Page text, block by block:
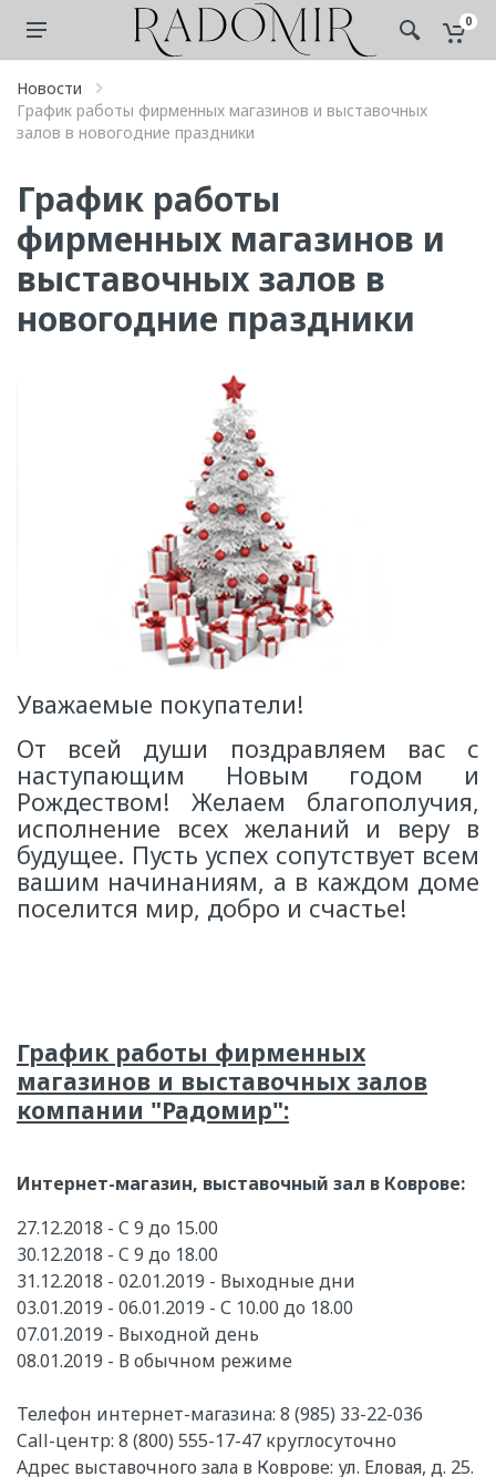
0
Новости
График работы фирменных магазинов и выставочных
залов в новогодние праздники
График работы
фирменных магазинов и
выставочных залов в
новогодние праздники
Уважаемые покупатели!
От всей души поздравляем вас с
наступающим Новым годом и
Рождеством! Желаем благополучия,
исполнение всех желаний и веру в
будущее. Пусть успех сопутствует всем
вашим начинаниям, а в каждом доме
поселится мир, добро и счастье!
График работы фирменных
магазинов и выставочных залов
компании "Радомир":
Интернет-магазин, выставочный зал в Коврове:
27.12.2018 - C 9 до 15.00
30.12.2018 - C 9 до 18.00
31.12.2018 - 02.01.2019 - Выходные дни
03.01.2019 - 06.01.2019 - С 10.00 до 18.00
07.01.2019 - Выходной день
08.01.2019 - В обычном режиме
Телефон интернет-магазина: 8 (985) 33-22-036
Call-центр: 8 (800) 555-17-47 круглосуточно
Адрес выставочного зала в Коврове: ул. Еловая, д. 25.